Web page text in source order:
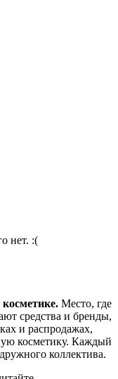
нет. :(
Место, где
средства и бренды,
и распродажах,
косметику. Каждый
коллектива.